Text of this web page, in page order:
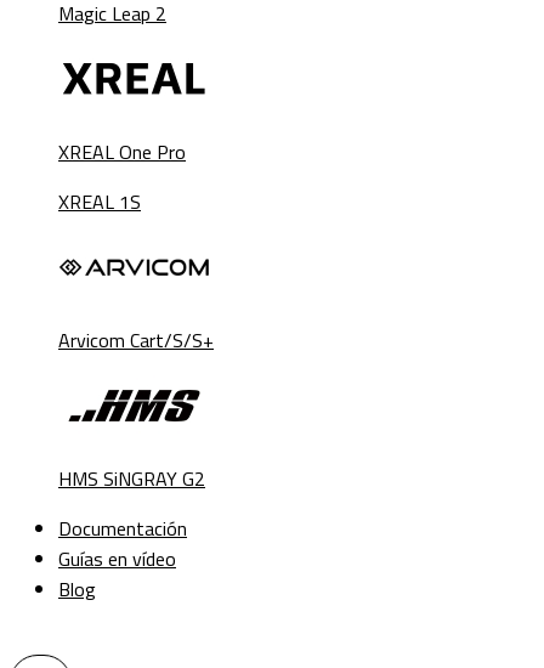
Magic Leap 2
XREAL One Pro
XREAL 1S
Arvicom Cart/S/S+
HMS SiNGRAY G2
Documentación
Guías en vídeo
Blog